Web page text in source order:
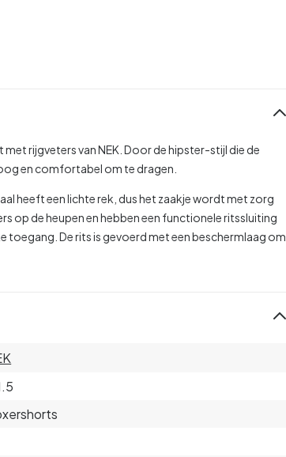
rijgveters van NEK. Door de hipster-stijl die de
en comfortabel om te dragen.
heeft een lichte rek, dus het zaakje wordt met zorg
op de heupen en hebben een functionele ritssluiting
toegang. De rits is gevoerd met een beschermlaag om